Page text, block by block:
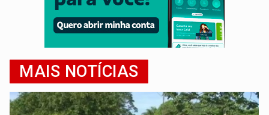
MAIS NOTÍCIAS